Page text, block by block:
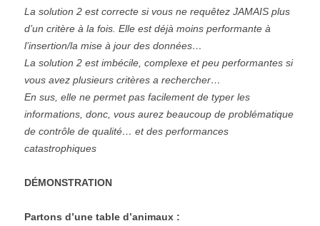
La solution 2 est correcte si vous ne requêtez JAMAIS plus
d’un critère à la fois. Elle est déjà moins performante à
l’insertion/la mise à jour des données…
La solution 2 est imbécile, complexe et peu performantes si
vous avez plusieurs critères a rechercher…
En sus, elle ne permet pas facilement de typer les
informations, donc, vous aurez beaucoup de problématique
de contrôle de qualité… et des performances
catastrophiques
DÉMONSTRATION
Partons d’une table d’animaux :